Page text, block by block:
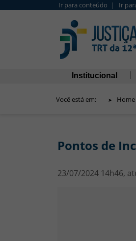
Barra de
Ir para conteúdo | Ir
Navegação
Institucional
Você está em: Home
Pontos de
23/07/2024 14h46,